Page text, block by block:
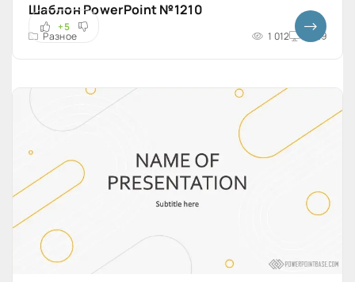
Шаблон PowerPoint №1210
Разное 1 012 16x9
+5